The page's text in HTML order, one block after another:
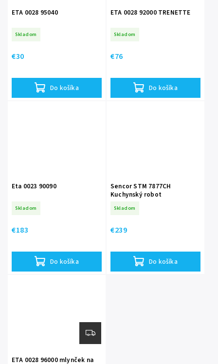
ETA 0028 95040
Skladom
€30
Do košíka
ETA 0028 92000 TRENETTE
Skladom
€76
Do košíka
Eta 0023 90090
Skladom
€183
Do košíka
Sencor STM 7877CH
Kuchynský robot
Skladom
€239
Do košíka
ETA 0028 96000 mlynček na